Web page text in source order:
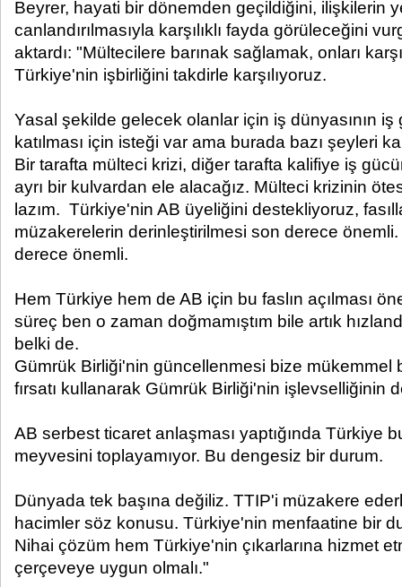
Beyrer, hayati bir dönemden geçildiğini, ilişkilerin
canlandırılmasıyla karşılıklı fayda görüleceğini
aktardı: "Mültecilere barınak sağlamak, onları
Türkiye'nin işbirliğini takdirle karşılıyoruz.
Yasal şekilde gelecek olanlar için iş dünyasının iş
katılması için isteği var ama burada bazı şeyleri
Bir tarafta mülteci krizi, diğer tarafta kalifiye iş
ayrı bir kulvardan ele alacağız. Mülteci krizinin
lazım. Türkiye'nin AB üyeliğini destekliyoruz,
müzakerelerin derinleştirilmesi son derece önemli.
derece önemli.
Hem Türkiye hem de AB için bu faslın açılması
süreç ben o zaman doğmamıştım bile artık
belki de.
Gümrük Birliği'nin güncellenmesi bize mükemmel
fırsatı kullanarak Gümrük Birliği'nin işlevselliğinin
AB serbest ticaret anlaşması yaptığında Türkiye
meyvesini toplayamıyor. Bu dengesiz bir durum.
Dünyada tek başına değiliz. TTIP'i müzakere
hacimler söz konusu. Türkiye'nin menfaatine bir
Nihai çözüm hem Türkiye'nin çıkarlarına hizmet
çerçeveye uygun olmalı."